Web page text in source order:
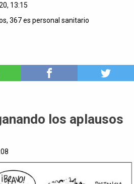
13:15
367 es personal sanitario
los aplausos